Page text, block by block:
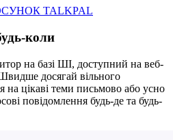
TALKPAL
коли
на базі ШІ, доступний на веб-
досягай вільного
на цікаві теми письмово або усно
повідомлення будь-де та будь-